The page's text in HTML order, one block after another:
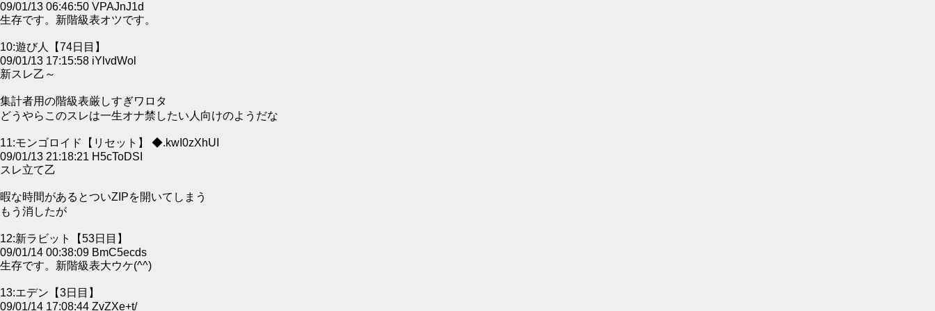
09/01/13 06:46:50 VPAJnJ1d
生存です。新階級表オツです。
10:遊び人【74日目】
09/01/13 17:15:58 iYlvdWol
新スレ乙～
集計者用の階級表厳しすぎワロタ
どうやらこのスレは一生オナ禁したい人向けのようだな
11:モンゴロイド【リセット】 ◆.kwI0zXhUI
09/01/13 21:18:21 H5cToDSI
スレ立て乙
暇な時間があるとついZIPを開いてしまう
もう消したが
12:新ラビット【53日目】
09/01/14 00:38:09 BmC5ecds
生存です。新階級表大ウケ(^^)
13:エデン【3日目】
09/01/14 17:08:44 ZvZXe+t/